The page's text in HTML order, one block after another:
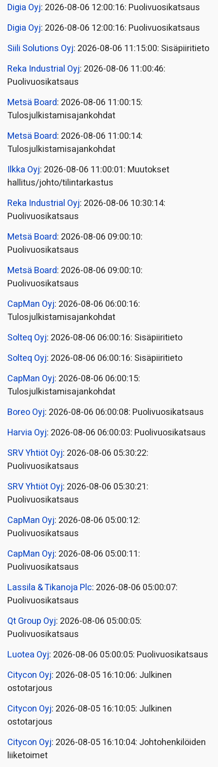
Digia Oyj: 2026-08-06 12:00:16: Puolivuosikatsaus
Digia Oyj: 2026-08-06 12:00:16: Puolivuosikatsaus
Siili Solutions Oyj: 2026-08-06 11:15:00: Sisäpiiritieto
Reka Industrial Oyj: 2026-08-06 11:00:46:
Puolivuosikatsaus
Metsä Board: 2026-08-06 11:00:15:
Tulosjulkistamisajankohdat
Metsä Board: 2026-08-06 11:00:14:
Tulosjulkistamisajankohdat
Ilkka Oyj: 2026-08-06 11:00:01: Muutokset
hallitus/johto/tilintarkastus
Reka Industrial Oyj: 2026-08-06 10:30:14:
Puolivuosikatsaus
Metsä Board: 2026-08-06 09:00:10:
Puolivuosikatsaus
Metsä Board: 2026-08-06 09:00:10:
Puolivuosikatsaus
CapMan Oyj: 2026-08-06 06:00:16:
Tulosjulkistamisajankohdat
Solteq Oyj: 2026-08-06 06:00:16: Sisäpiiritieto
Solteq Oyj: 2026-08-06 06:00:16: Sisäpiiritieto
CapMan Oyj: 2026-08-06 06:00:15:
Tulosjulkistamisajankohdat
Boreo Oyj: 2026-08-06 06:00:08: Puolivuosikatsaus
Harvia Oyj: 2026-08-06 06:00:03: Puolivuosikatsaus
SRV Yhtiöt Oyj: 2026-08-06 05:30:22:
Puolivuosikatsaus
SRV Yhtiöt Oyj: 2026-08-06 05:30:21:
Puolivuosikatsaus
CapMan Oyj: 2026-08-06 05:00:12:
Puolivuosikatsaus
CapMan Oyj: 2026-08-06 05:00:11:
Puolivuosikatsaus
Lassila & Tikanoja Plc: 2026-08-06 05:00:07:
Puolivuosikatsaus
Qt Group Oyj: 2026-08-06 05:00:05:
Puolivuosikatsaus
Luotea Oyj: 2026-08-06 05:00:05: Puolivuosikatsaus
Citycon Oyj: 2026-08-05 16:10:06: Julkinen
ostotarjous
Citycon Oyj: 2026-08-05 16:10:05: Julkinen
ostotarjous
Citycon Oyj: 2026-08-05 16:10:04: Johtohenkilöiden
liiketoimet